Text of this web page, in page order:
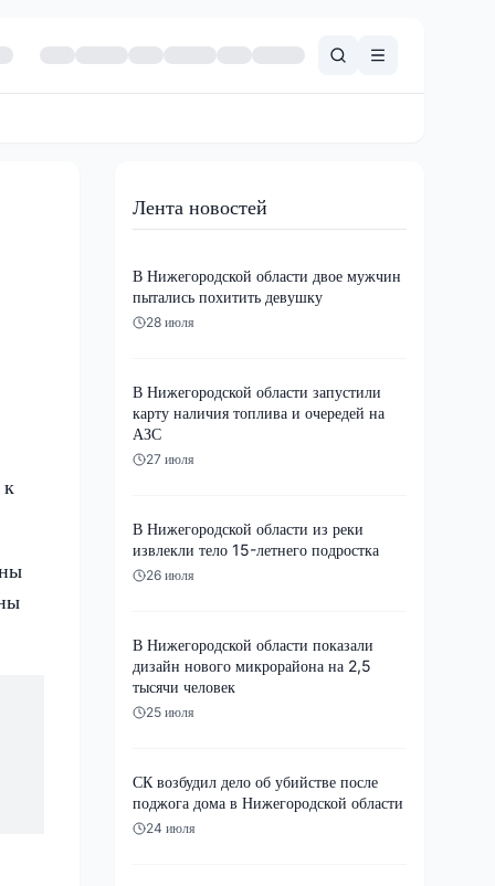
к
Лента новостей
В Нижегородской области двое мужчин
пытались похитить девушку
28 июля
В Нижегородской области запустили
карту наличия топлива и очередей на
АЗС
27 июля
В Нижегородской области из реки
извлекли тело 15-летнего подростка
26 июля
В Нижегородской области показали
дизайн нового микрорайона на 2,5
тысячи человек
25 июля
СК возбудил дело об убийстве после
поджога дома в Нижегородской области
24 июля